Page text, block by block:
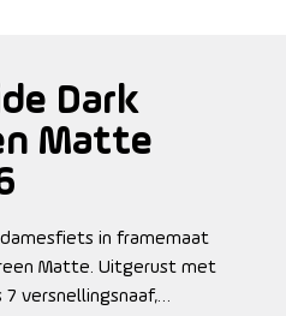
Dark
Matte
in framemaat
Matte. Uitgerust met
7 versnellingsnaaf,